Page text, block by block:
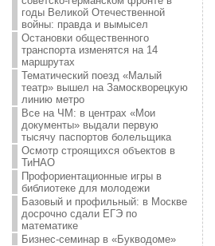
годы Великой Отечественной
войны: правда и вымысел
Остановки общественного
транспорта изменятся на 14
маршрутах
Тематический поезд «Малый
театр» вышел на Замоскворецкую
линию метро
Все на ЧМ: в центрах «Мои
документы» выдали первую
тысячу паспортов болельщика
Осмотр строящихся объектов в
ТиНАО
Профориентационные игры в
библиотеке для молодежи
Базовый и профильный: в Москве
досрочно сдали ЕГЭ по
математике
Бизнес-семинар в «Букводоме»